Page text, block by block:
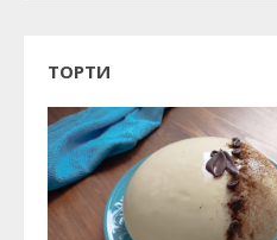
ТОРТИ